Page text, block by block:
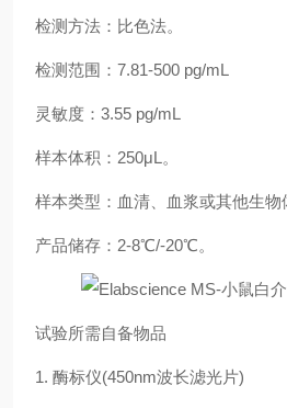
检测方法：比色法。
检测范围： 7.81-500 pg/mL
灵敏度：3.55 pg/mL
样本体积：250μL 。
样本类型：血清、血浆或其他生物
产品储存： 2-8℃/-20℃。
试验所需自备物品
1. 酶标仪(450nm波长滤光片)